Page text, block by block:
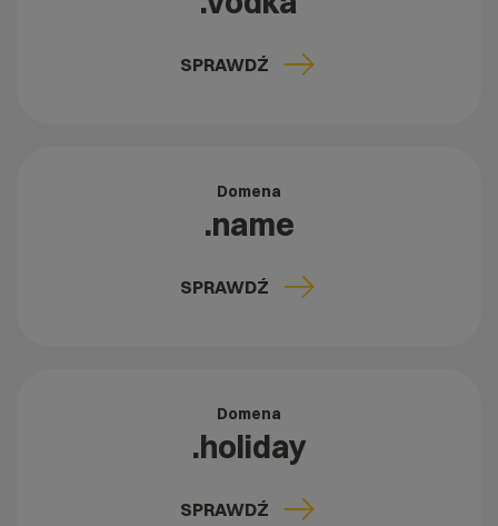
SPRAWDŹ
Domena
.name
SPRAWDŹ
Domena
.holiday
SPRAWDŹ